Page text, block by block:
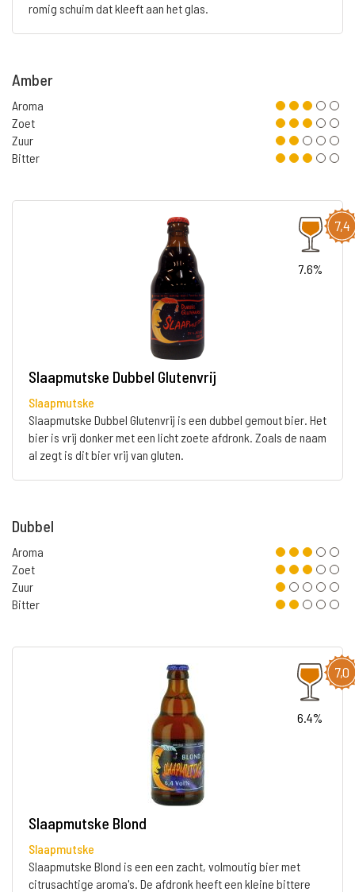
romig schuim dat kleeft aan het glas.
Amber
Aroma
Zoet
Zuur
Bitter
7,4
7.6%
Slaapmutske Dubbel Glutenvrij
Slaapmutske
Slaapmutske Dubbel Glutenvrij is een dubbel gemout bier. Het
bier is vrij donker met een licht zoete afdronk. Zoals de naam
al zegt is dit bier vrij van gluten.
Dubbel
Aroma
Zoet
Zuur
Bitter
7,0
6.4%
Slaapmutske Blond
Slaapmutske
Slaapmutske Blond is een een zacht, volmoutig bier met
citrusachtige aroma's. De afdronk heeft een kleine bittere